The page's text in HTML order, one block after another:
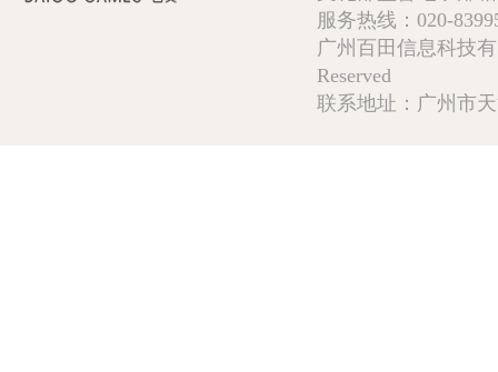
服务热线：020-
广州百田信息科技
Reserved
联系地址：广州市